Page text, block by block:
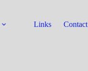
Links Contact